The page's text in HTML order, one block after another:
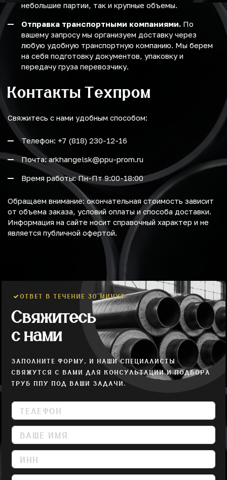
небольшие партии, так и крупные объемы.
Отправка транспортными компаниями. По
вашему запросу мы организуем доставку через
любую удобную транспортную компанию. Мы берем
на себя подготовку документов, упаковку и
передачу груза перевозчику.
Контакты Техпром
Свяжитесь с нами удобным способом:
Телефон: +7 (818) 230-12-16
Почта: arkhangelsk@ppu-prom.ru
Время работы: Пн-Пт 9:00-18:00
Обращаем внимание: окончательная стоимость зависит
от объема заказа, условий оплаты и способа доставки.
Информация на сайте носит справочный характер и не
является публичной офертой.
ОТВЕТ В ТЕЧЕНИЕ 30 МИНУТ
Свяжитесь
с нами
ЗАПОЛНИТЕ ФОРМУ, И НАШИ СПЕЦИАЛИСТЫ
СВЯЖУТСЯ С ВАМИ ДЛЯ КОНСУЛЬТАЦИИ И ПОДБОРА
ТРУБ ППУ ПОД ВАШИ ЗАДАЧИ.